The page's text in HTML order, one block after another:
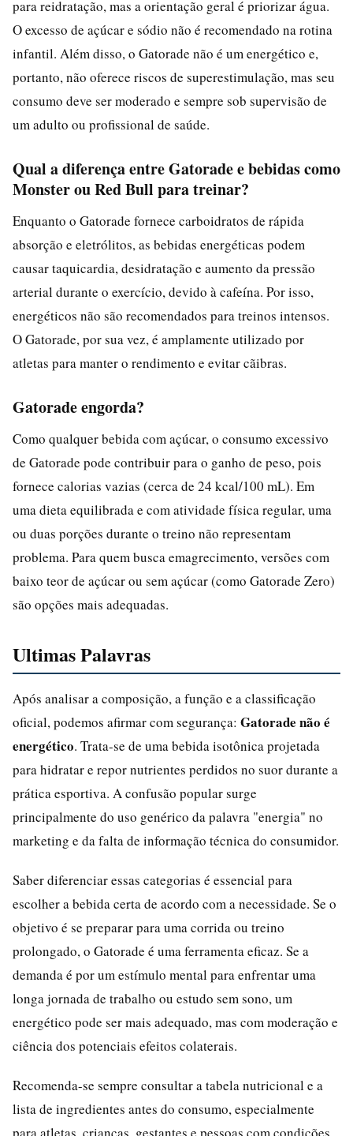
para reidratação, mas a orientação geral é priorizar água.
O excesso de açúcar e sódio não é recomendado na rotina
infantil. Além disso, o Gatorade não é um energético e,
portanto, não oferece riscos de superestimulação, mas seu
consumo deve ser moderado e sempre sob supervisão de
um adulto ou profissional de saúde.
Qual a diferença entre Gatorade e bebidas como
Monster ou Red Bull para treinar?
Enquanto o Gatorade fornece carboidratos de rápida
absorção e eletrólitos, as bebidas energéticas podem
causar taquicardia, desidratação e aumento da pressão
arterial durante o exercício, devido à cafeína. Por isso,
energéticos não são recomendados para treinos intensos.
O Gatorade, por sua vez, é amplamente utilizado por
atletas para manter o rendimento e evitar cãibras.
Gatorade engorda?
Como qualquer bebida com açúcar, o consumo excessivo
de Gatorade pode contribuir para o ganho de peso, pois
fornece calorias vazias (cerca de 24 kcal/100 mL). Em
uma dieta equilibrada e com atividade física regular, uma
ou duas porções durante o treino não representam
problema. Para quem busca emagrecimento, versões com
baixo teor de açúcar ou sem açúcar (como Gatorade Zero)
são opções mais adequadas.
Ultimas Palavras
Após analisar a composição, a função e a classificação
oficial, podemos afirmar com segurança: Gatorade não é
energético. Trata-se de uma bebida isotônica projetada
para hidratar e repor nutrientes perdidos no suor durante a
prática esportiva. A confusão popular surge
principalmente do uso genérico da palavra "energia" no
marketing e da falta de informação técnica do consumidor.
Saber diferenciar essas categorias é essencial para
escolher a bebida certa de acordo com a necessidade. Se o
objetivo é se preparar para uma corrida ou treino
prolongado, o Gatorade é uma ferramenta eficaz. Se a
demanda é por um estímulo mental para enfrentar uma
longa jornada de trabalho ou estudo sem sono, um
energético pode ser mais adequado, mas com moderação e
ciência dos potenciais efeitos colaterais.
Recomenda-se sempre consultar a tabela nutricional e a
lista de ingredientes antes do consumo, especialmente
para atletas, crianças, gestantes e pessoas com condições